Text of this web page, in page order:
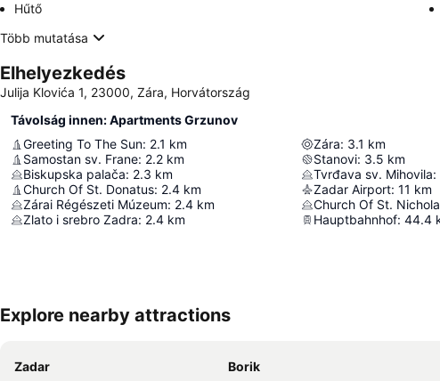
Hűtő
Több mutatása
Elhelyezkedés
Julija Klovića 1, 23000, Zára, Horvátország
Távolság innen: Apartments Grzunov
Greeting To The Sun: 2.1 km
Samostan sv. Frane: 2.2 km
Biskupska palača: 2.3 km
Church Of St. Donatus: 2.4 km
Zárai Régészeti Múzeum: 2.4 km
Zlato i srebro Zadra: 2.4 km
Zára: 3.1 km
Stanovi: 3.5 km
Tvrđava sv. Mihovila:
Zadar Airport: 11 km
Church Of St.
Hauptbahnhof: 44.4
Explore nearby attractions
Zadar Borik